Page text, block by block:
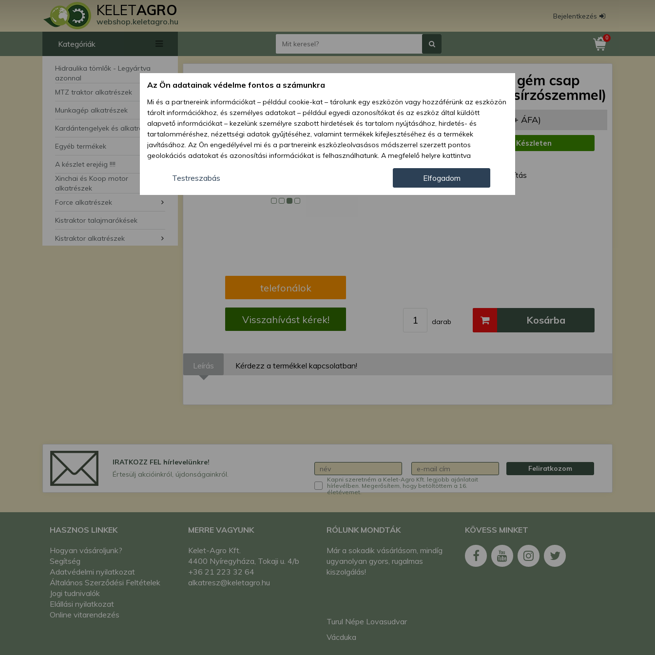
KELETAGRO
webshop.keletagro.hu
Bejelentkezés
Kategóriák
Hidraulika tömlők - Legyártva
azonnal
MTZ traktor alkatrészek
Munkagép alkatrészek
Kardántengelyek és alkatrészei
Egyéb termékek
A készlet erejéig !!!!
Xinchai és Koop motor
alkatrészek
Force alkatrészek
Kistraktor talajmarókések
Kistraktor alkatrészek
0
telefonálok
Visszahívást kérek!
Force 915 (banán) gém csap
40mm x 170mm (zsírzószemmel)
Ár: 22 485 Ft (17 705 Ft + ÁFA)
Elérhetőség:
Készleten
Szállítás:
Szállítási mód:
Normál szállítás
darab Kosárba
Leírás Kérdezz a termékkel kapcsolatban!
IRATKOZZ FEL hírlevelünkre!
Értesülj akcióinkról, újdonságainkról.
Kapni szeretném a Kelet-Agro Kft. legjobb ajánlatait
hírlevélben. Megerősítem, hogy betöltöttem a 16.
életévemet.
Feliratkozom
HASZNOS LINKEK
Hogyan vásároljunk?
Segítség
Adatvédelmi nyilatkozat
Általános Szerződési Feltételek
Jogi tudnivalók
Elállási nyilatkozat
Online vitarendezés
MERRE VAGYUNK
Kelet-Agro Kft.
4400 Nyíregyháza, Tokaji u. 4/b
+36 21 223 32 64
alkatresz@keletagro.hu
RÓLUNK MONDTÁK
Már a sokadik vásárlásom, mindíg
ugyanolyan gyors, rugalmas
kiszolgálás!
Turul Népe Lovasudvar
Vácduka
KÖVESS MINKET
Az Ön adatainak védelme fontos a számunkra
Mi és a partnereink információkat – például cookie-kat – tárolunk egy eszközön vagy hozzáférünk az eszközön
tárolt információkhoz, és személyes adatokat – például egyedi azonosítókat és az eszköz által küldött
alapvető információkat – kezelünk személyre szabott hirdetések és tartalom nyújtásához, hirdetés- és
tartalomméréshez, nézettségi adatok gyűjtéséhez, valamint termékek kifejlesztéséhez és a termékek
javításához. Az Ön engedélyével mi és a partnereink eszközleolvasásos módszerrel szerzett pontos
geolokációs adatokat és azonosítási információkat is felhasználhatunk. A megfelelő helyre kattintva
hozzájárulhat ahhoz, hogy mi és a partnereink a fent leírtak szerint adatkezelést végezzünk. Másik
lehetőségként a hozzájárulás megadása vagy elutasítása előtt részletesebb információkhoz juthat, és
megváltoztathatja beállításait. Felhívjuk figyelmét, hogy személyes adatainak bizonyos kezeléséhez nem
feltétlenül szükséges az Ön hozzájárulása, de jogában áll tiltakozni az ilyen jellegű adatkezelés ellen. A
Testreszabás Elfogadom